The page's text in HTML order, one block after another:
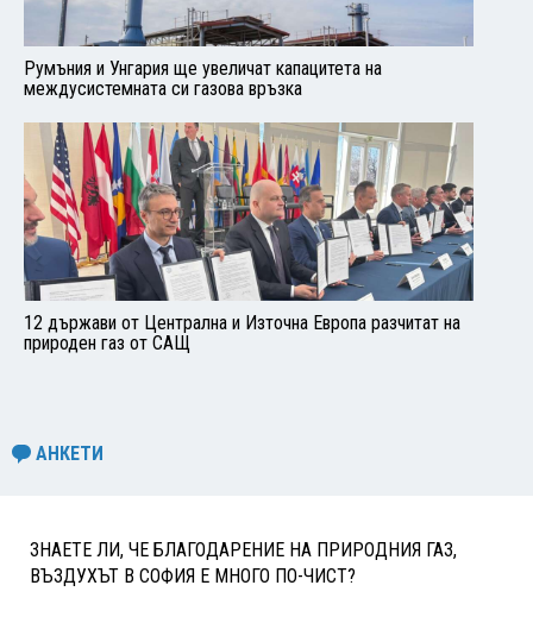
Румъния и Унгария ще увеличат капацитета на
междусистемната си газова връзка
12 държави от Централна и Източна Европа разчитат на
природен газ от САЩ
АНКЕТИ
ЗНАЕТЕ ЛИ, ЧЕ БЛАГОДАРЕНИЕ НА ПРИРОДНИЯ ГАЗ,
ВЪЗДУХЪТ В СОФИЯ Е МНОГО ПО-ЧИСТ?